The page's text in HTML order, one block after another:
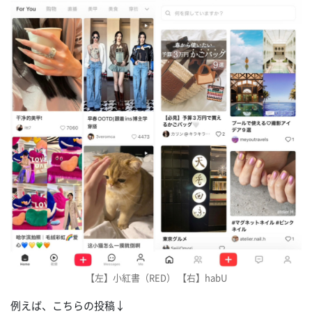
【左】小紅書（RED） 【右】habU
例えば、こちらの投稿↓